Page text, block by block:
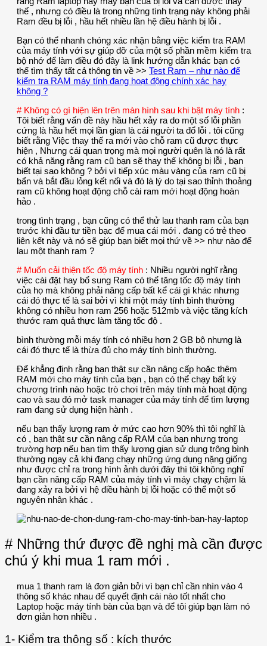
thế , nhưng có điều là trong những tình trạng này không phải
Ram đều bị lỗi , hầu hết nhiều lần hệ điều hành bị lỗi .
Bạn có thể nhanh chóng xác nhận bằng việc kiểm tra RAM
của máy tính với sự giúp đỡ của một số phần mềm kiểm tra
bộ nhớ để làm điều đó đây là link hướng dẫn khác bạn có
thể tìm thấy tất cả thông tin về >> Test Ram – như nào để
kiểm tra RAM máy tính đang hoạt động chính xác hay
không ?
# Không có gì hiện lên trên màn hình sau khi bật máy tính :
Tôi biết rằng vấn đề này hầu hết xảy ra do một số lỗi phần
cứng là hầu hết mọi lần gian là cái người ta đổ lỗi . tôi cũng
biết rằng Việc thay thế ra mới vào chỗ ram cũ được thực
hiện , Nhưng cái quan trọng mà mọi người quên là nó là rất
có khả năng rằng ram cũ bạn sẽ thay thế không bị lỗi , bạn
biết tại sao không ? bởi vì tiếp xúc màu vàng của ram cũ bị
bẩn và bắt đầu lỏng kết nối và đó là lý do tại sao thỉnh thoảng
ram cũ không hoạt động chỗ cài ram mới hoạt động hoàn
hảo .
trong tình trạng , bạn cũng có thể thử lau thanh ram của bạn
trước khi đầu tư tiền bạc để mua cái mới . đang có trẻ theo
liên kết này và nó sẽ giúp bạn biết mọi thứ về >> như nào để
lau một thanh ram ?
# Muốn cải thiện tốc độ máy tính : Nhiều người nghĩ rằng
việc cài đặt hay bổ sung Ram có thể tăng tốc độ máy tính
của họ mà không phải nâng cấp bất kể cái gì khác nhưng
cái đó thực tế là sai bởi vì khi một máy tính bình thường
không có nhiều hơn ram 256 hoặc 512mb và việc tăng kích
thước ram quả thực làm tăng tốc độ .
bình thường mỗi máy tính có nhiều hơn 2 GB bộ nhưng là
cái đó thực tế là thừa đủ cho máy tính bình thường.
Để khẳng định rằng bạn thật sự cần nâng cấp hoặc thêm
RAM mới cho máy tính của bạn , bạn có thể chạy bất kỳ
chương trình nào hoặc trò chơi trên máy tính mà hoạt động
cao và sau đó mở task manager của máy tính để tìm lượng
ram đang sử dụng hiện hành .
nếu bạn thấy lượng ram ở mức cao hơn 90% thì tôi nghĩ là
có , bạn thật sự cần nâng cấp RAM của bạn nhưng trong
trường hợp nếu bạn tìm thấy lượng gian sử dụng trông bình
thường ngay cả khi đang chạy những ứng dụng nặng giống
như được chỉ ra trong hình ảnh dưới đây thì tôi không nghĩ
bạn cần nâng cấp RAM của máy tính vì máy chạy chậm là
đang xảy ra bởi vì hệ điều hành bị lỗi hoặc có thể một số
nguyên nhân khác .
# Những thứ được đề nghị mà cần được
chú ý khi mua 1 ram mới .
mua 1 thanh ram là đơn giản bởi vì bạn chỉ cần nhìn vào 4
thông số khác nhau để quyết định cái nào tốt nhất cho
Laptop hoặc máy tính bàn của bạn và để tôi giúp bạn làm nó
đơn giản hơn nhiều .
1- Kiểm tra thông số : kích thước